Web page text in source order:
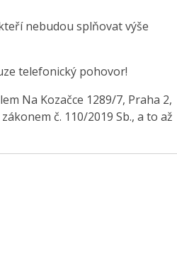
nebudou splňovat výše
telefonický pohovor!
Na Kozačce 1289/7, Praha 2,
č. 110/2019 Sb., a to až